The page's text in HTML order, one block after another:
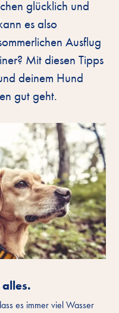
glücklich und
es also
Ausflug
Mit diesen Tipps
deinem Hund
gut geht.
es immer viel Wasser